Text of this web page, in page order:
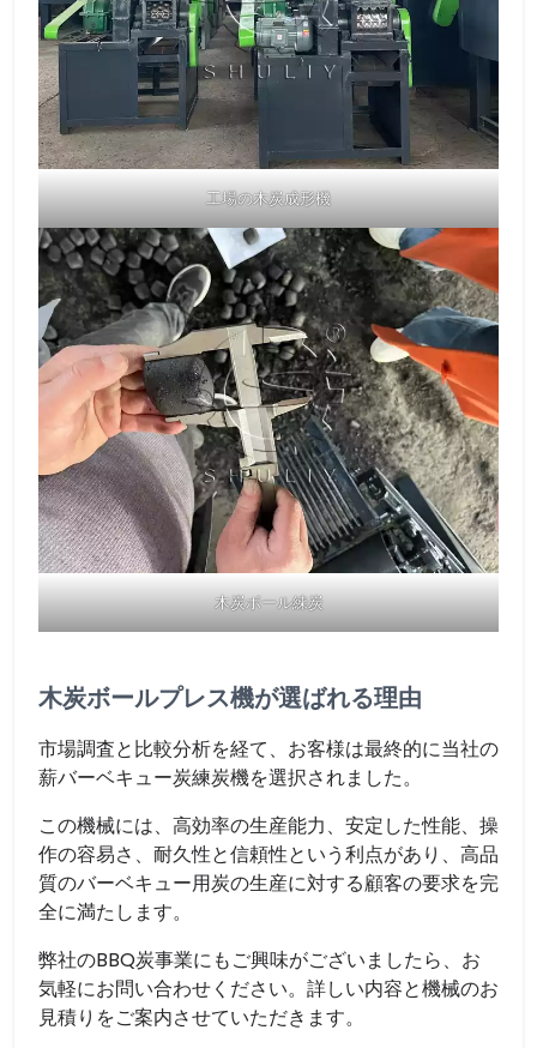
工場の木炭成形機
木炭ボール練炭
木炭ボールプレス機が選ばれる理由
市場調査と比較分析を経て、お客様は最終的に当社の
薪バーベキュー炭練炭機を選択されました。
この機械には、高効率の生産能力、安定した性能、操
作の容易さ、耐久性と信頼性という利点があり、高品
質のバーベキュー用炭の生産に対する顧客の要求を完
全に満たします。
弊社のBBQ炭事業にもご興味がございましたら、お
気軽にお問い合わせください。詳しい内容と機械のお
見積りをご案内させていただきます。